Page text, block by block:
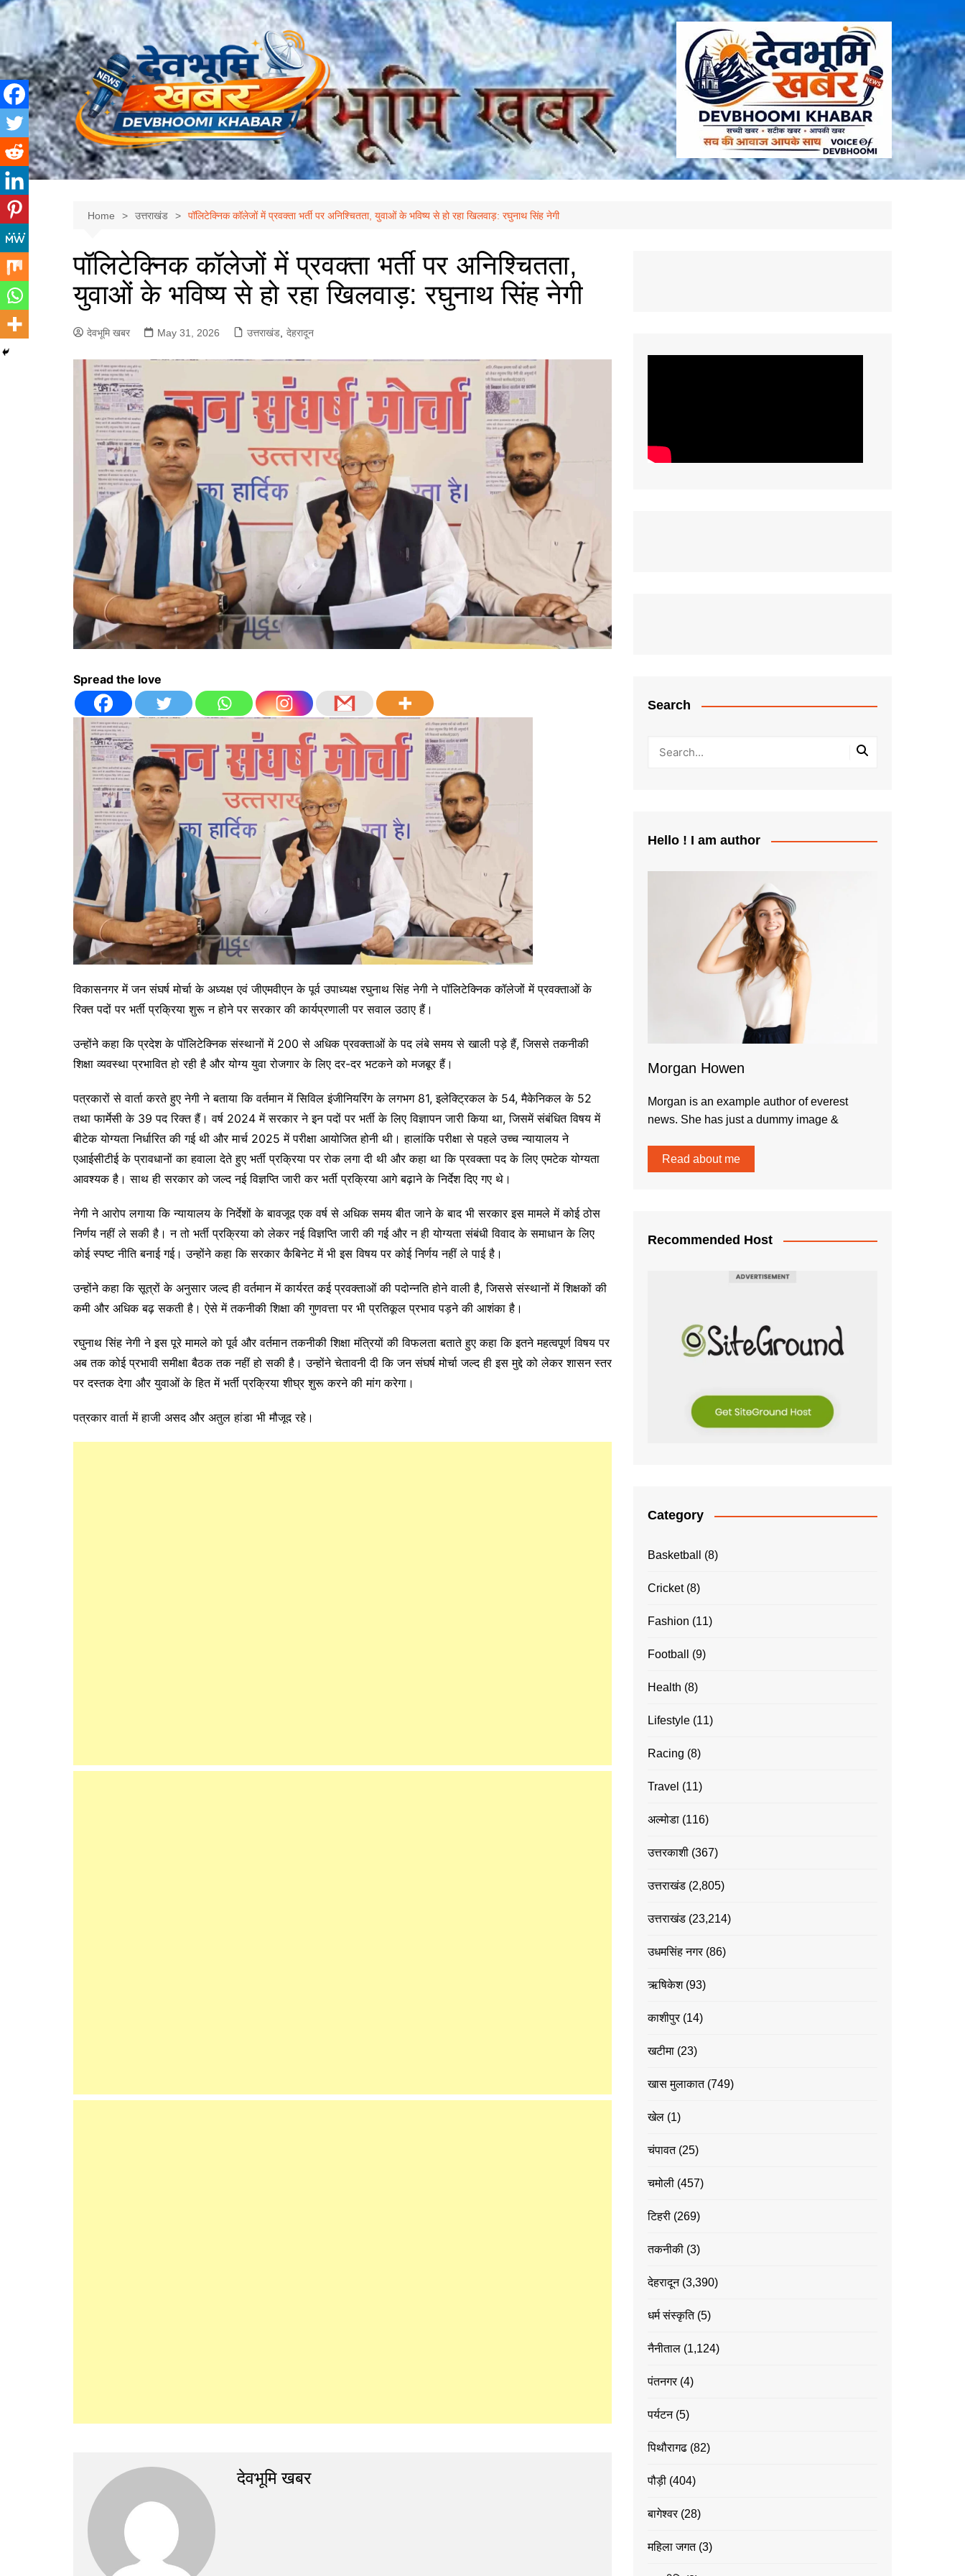
Skip
Home उत्तराखंड पॉलिटेक्निक कॉलेजों में प्रवक्ता भर्ती पर अनिश्चितता, युवाओं के भविष्य से हो रहा खिलवाड़: रघुनाथ सिंह नेगी
पॉलिटेक्निक कॉलेजों में प्रवक्ता भर्ती पर अनिश्चितता,
युवाओं के भविष्य से हो रहा खिलवाड़: रघुनाथ सिंह नेगी
देवभूमि खबर May 31, 2026 उत्तराखंड देहरादून
Spread the love
विकासनगर में जन संघर्ष मोर्चा के अध्यक्ष एवं जीएमवीएन के पूर्व उपाध्यक्ष रघुनाथ सिंह नेगी ने पॉलिटेक्निक कॉलेजों में प्रवक्ताओं के
रिक्त पदों पर भर्ती प्रक्रिया शुरू न होने पर सरकार की कार्यप्रणाली पर सवाल उठाए हैं।
उन्होंने कहा कि प्रदेश के पॉलिटेक्निक संस्थानों में 200 से अधिक प्रवक्ताओं के पद लंबे समय से खाली पड़े हैं, जिससे तकनीकी
शिक्षा व्यवस्था प्रभावित हो रही है और योग्य युवा रोजगार के लिए दर-दर भटकने को मजबूर हैं।
पत्रकारों से वार्ता करते हुए नेगी ने बताया कि वर्तमान में सिविल इंजीनियरिंग के लगभग 81, इलेक्ट्रिकल के 54, मैकेनिकल के 52
तथा फार्मेसी के 39 पद रिक्त हैं। वर्ष 2024 में सरकार ने इन पदों पर भर्ती के लिए विज्ञापन जारी किया था, जिसमें संबंधित विषय में
बीटेक योग्यता निर्धारित की गई थी और मार्च 2025 में परीक्षा आयोजित होनी थी। हालांकि परीक्षा से पहले उच्च न्यायालय ने
एआईसीटीई के प्रावधानों का हवाला देते हुए भर्ती प्रक्रिया पर रोक लगा दी थी और कहा था कि प्रवक्ता पद के लिए एमटेक योग्यता
आवश्यक है। साथ ही सरकार को जल्द नई विज्ञप्ति जारी कर भर्ती प्रक्रिया आगे बढ़ाने के निर्देश दिए गए थे।
नेगी ने आरोप लगाया कि न्यायालय के निर्देशों के बावजूद एक वर्ष से अधिक समय बीत जाने के बाद भी सरकार इस मामले में कोई ठोस
निर्णय नहीं ले सकी है। न तो भर्ती प्रक्रिया को लेकर नई विज्ञप्ति जारी की गई और न ही योग्यता संबंधी विवाद के समाधान के लिए
कोई स्पष्ट नीति बनाई गई। उन्होंने कहा कि सरकार कैबिनेट में भी इस विषय पर कोई निर्णय नहीं ले पाई है।
उन्होंने कहा कि सूत्रों के अनुसार जल्द ही वर्तमान में कार्यरत कई प्रवक्ताओं की पदोन्नति होने वाली है, जिससे संस्थानों में शिक्षकों की
कमी और अधिक बढ़ सकती है। ऐसे में तकनीकी शिक्षा की गुणवत्ता पर भी प्रतिकूल प्रभाव पड़ने की आशंका है।
रघुनाथ सिंह नेगी ने इस पूरे मामले को पूर्व और वर्तमान तकनीकी शिक्षा मंत्रियों की विफलता बताते हुए कहा कि इतने महत्वपूर्ण विषय पर
अब तक कोई प्रभावी समीक्षा बैठक तक नहीं हो सकी है। उन्होंने चेतावनी दी कि जन संघर्ष मोर्चा जल्द ही इस मुद्दे को लेकर शासन स्तर
पर दस्तक देगा और युवाओं के हित में भर्ती प्रक्रिया शीघ्र शुरू करने की मांग करेगा।
पत्रकार वार्ता में हाजी असद और अतुल हांडा भी मौजूद रहे।
देवभूमि खबर
Search
Hello ! I am author
Morgan Howen
Morgan is an example author of everest
news. She has just a dummy image &
Read about me
Recommended Host
Category
Basketball (8)
Cricket(8)
Fashion (11)
Football (9)
Health (8)
Lifestyle (11)
Racing (8)
Travel (11)
अल्मोडा (116)
उत्तरकाशी (367)
उत्तराखंड (2,805)
उत्तराखंड (23,214)
उधमसिंह नगर(86)
ऋषिकेश(93)
काशीपुर(14)
खटीमा (23)
खास मुलाकात(749)
खेल (1)
चंपावत(25)
चमोली (457)
टिहरी (269)
तकनीकी (3)
देहरादून(3,390)
धर्म संस्कृति(5)
नैनीताल (1,124)
पंतनगर(4)
पर्यटन(5)
पिथौरागढ (82)
पौड़ी (404)
बागेश्वर(28)
महिला जगत(3)